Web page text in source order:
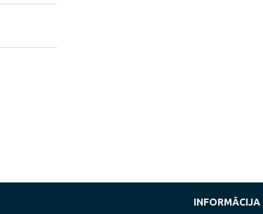
INFORMĀCIJA